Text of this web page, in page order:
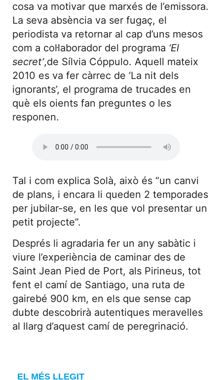
cosa va motivar que marxés de l’emissora.
La seva absència va ser fugaç, el
periodista va retornar al cap d’uns mesos
com a col·laborador del programa ‘El
secret’,de Sílvia Cóppulo. Aquell mateix
2010 es va fer càrrec de ‘La nit dels
ignorants’, el programa de trucades en
què els oients fan preguntes o les
responen.
Tal i com explica Solà, això és “un canvi
de plans, i encara li queden 2 temporades
per jubilar-se, en les que vol presentar un
petit projecte”.
Després li agradaria fer un any sabàtic i
viure l’experiència de caminar des de
Saint Jean Pied de Port, als Pirineus, tot
fent el camí de Santiago, una ruta de
gairebé 900 km, en els que sense cap
dubte descobrirà autentiques meravelles
al llarg d’aquest camí de peregrinació.
EL MÉS LLEGIT